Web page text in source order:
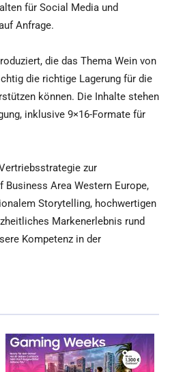
für Social Media und
Anfrage.
die das Thema Wein von
die richtige Lagerung für die
können. Die Inhalte stehen
inklusive 9×16-Formate für
zur
Business Area Western Europe,
Storytelling, hochwertigen
Markenerlebnis rund
Kompetenz in der